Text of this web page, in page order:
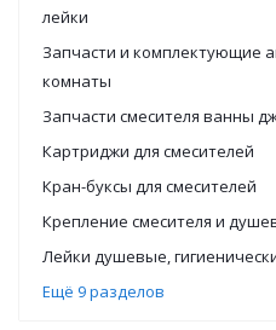
лейки
Запчасти и комплектующие
комнаты
Запчасти смесителя ванны
Картриджи для смесителей
Кран-буксы для смесителей
Крепление смесителя и
Лейки душевые,
Ещё 9 разделов